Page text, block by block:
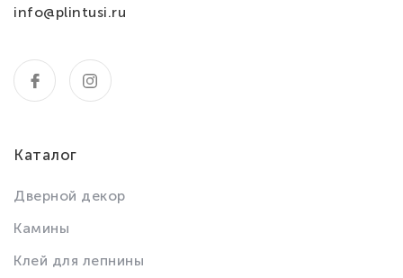
info@plintusi.ru
Каталог
Дверной декор
Камины
Клей для лепнины